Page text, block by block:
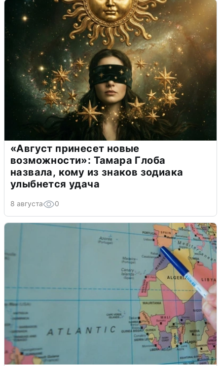
«Август принесет новые
возможности»: Тамара Глоба
назвала, кому из знаков зодиака
улыбнется удача
8 августа 0